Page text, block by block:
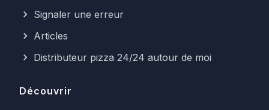
Signaler une erreur
Articles
Distributeur pizza 24/24 autour de moi
Découvrir